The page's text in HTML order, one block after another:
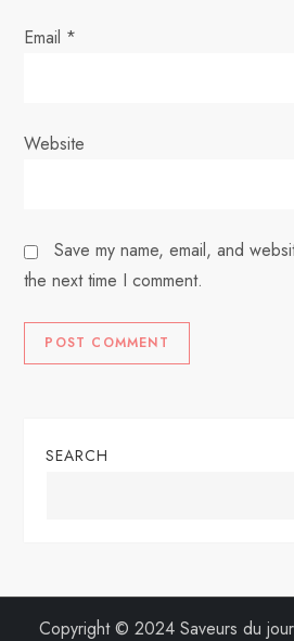
Email *
Website
Save my name, email, and
the next time I comment.
SEARCH
Copyright © 2024 Saveurs du